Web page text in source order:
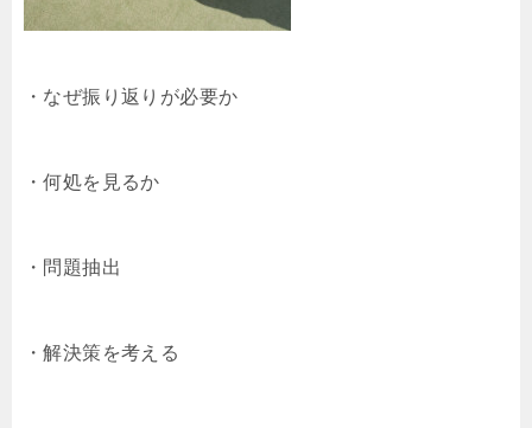
・なぜ振り返りが必要か
・何処を見るか
・問題抽出
・解決策を考える